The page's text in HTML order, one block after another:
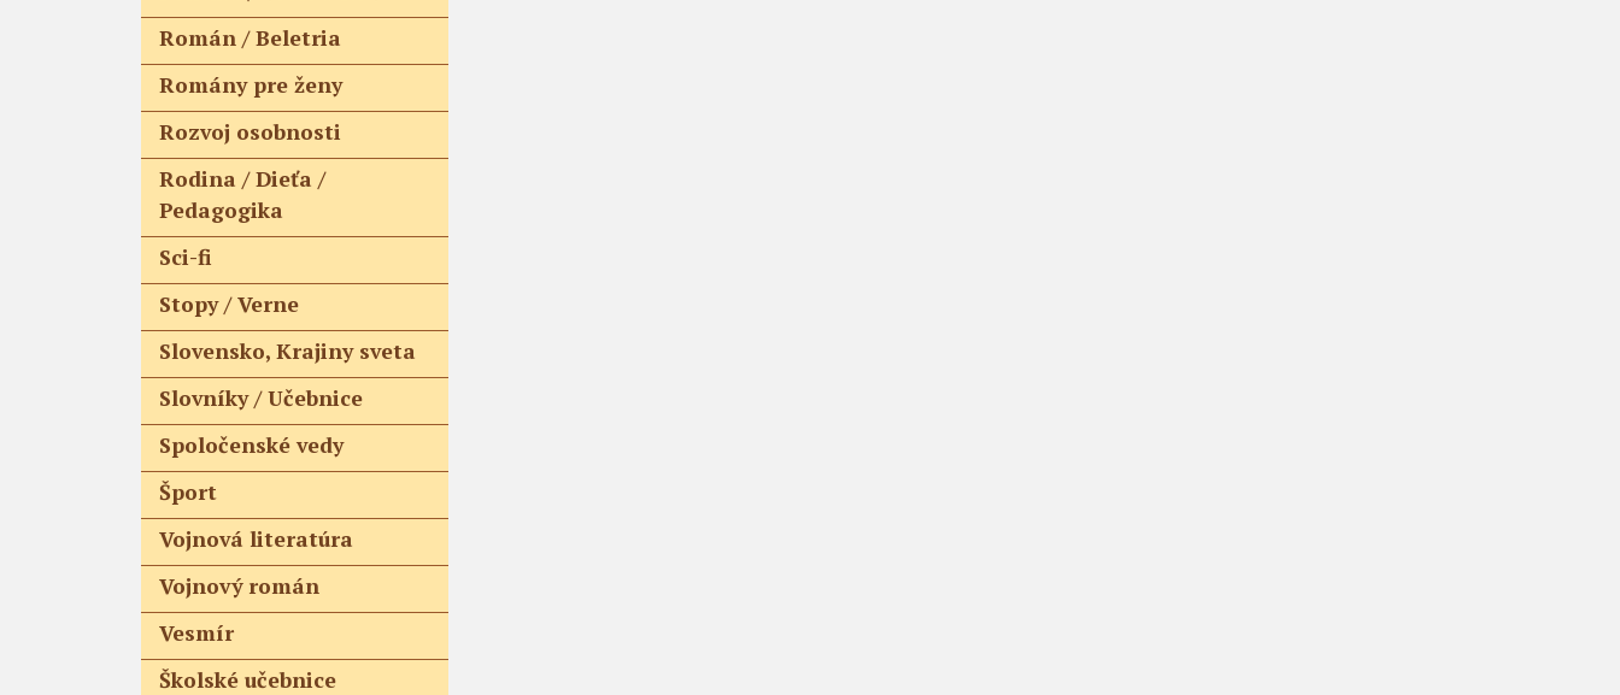
Román / Beletria
Romány pre ženy
Rozvoj osobnosti
Rodina / Dieťa /
Pedagogika
Sci-fi
Stopy / Verne
Slovensko, Krajiny sveta
Slovníky / Učebnice
Spoločenské vedy
Šport
Vojnová literatúra
Vojnový román
Vesmír
Školské učebnice